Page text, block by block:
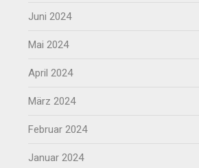
Juni 2024
Mai 2024
April 2024
März 2024
Februar 2024
Januar 2024